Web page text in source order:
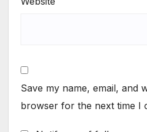
Save my name, email, and
browser for the next time I